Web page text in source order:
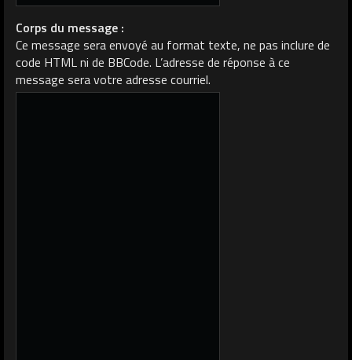
Corps du message :
Ce message sera envoyé au format texte, ne pas inclure de
code HTML ni de BBCode. L’adresse de réponse à ce
message sera votre adresse courriel.